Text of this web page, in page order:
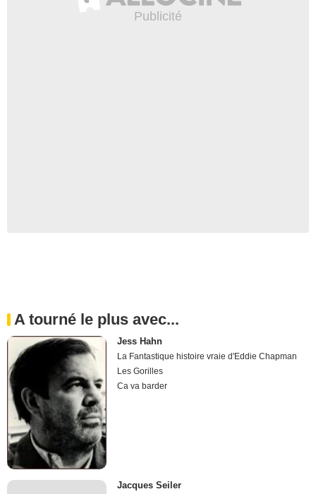
A tourné le plus avec...
Jess Hahn
La Fantastique histoire vraie d'Eddie Chapman
Les Gorilles
Ca va barder
Jacques Seiler